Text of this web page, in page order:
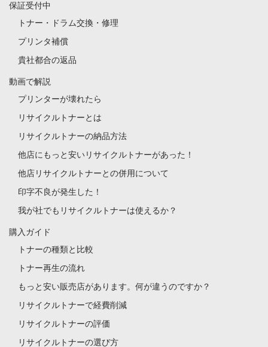
保証受付中
トナー・ドラム交換・修理
プリンタ補償
貴社都合の返品
動画で解説
プリンターが壊れたら
リサイクルトナーとは
リサイクルトナーの納品方法
他店にもっと安いリサイクルトナーがあった！
他店リサイクルトナーとの併用について
印字不良が発生した！
我が社でもリサイクルトナーは使えるか？
購入ガイド
トナーの種類と比較
トナー再生の流れ
もっと安い販売店があります。何が違うのですか？
リサイクルトナーで経費削減
リサイクルトナーの評価
リサイクルトナーの選び方